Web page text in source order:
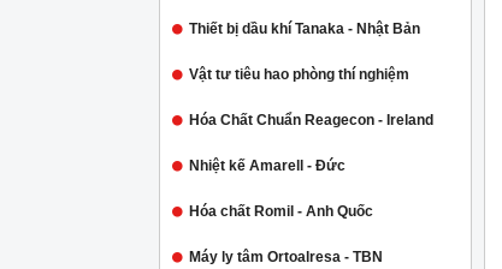
Thiết bị dầu khí Tanaka - Nhật Bản
Vật tư tiêu hao phòng thí nghiệm
Hóa Chất Chuẩn Reagecon - Ireland
Nhiệt kế Amarell - Đức
Hóa chất Romil - Anh Quốc
Máy ly tâm Ortoalresa - TBN